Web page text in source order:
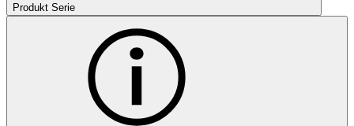
Produkt Serie